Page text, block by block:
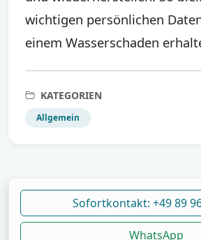
wichtigen persönlichen
einem Wasserschaden
KATEGORIEN
Allgemein
Sofortkontakt: +49 89
WhatsApp